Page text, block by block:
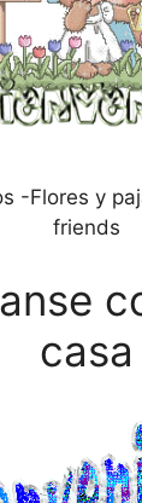
-Flores y
friends
casa